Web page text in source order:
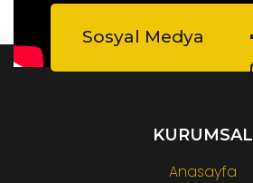
Sosyal Medya
KURUMSAL
Anasayfa